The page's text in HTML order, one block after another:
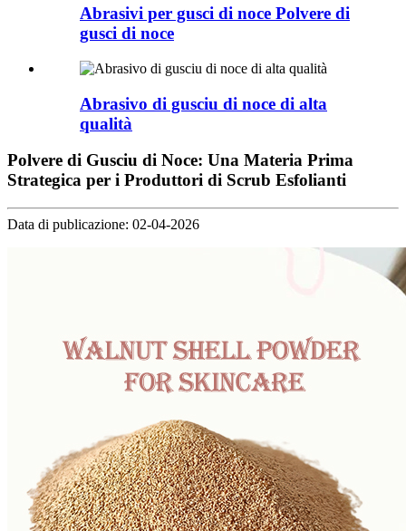
Abrasivi per gusci di noce Polvere di
gusci di noce
Abrasivo di gusciu di noce di alta
qualità
Polvere di Gusciu di Noce: Una Materia Prima
Strategica per i Produttori di Scrub Esfolianti
Data di publicazione: 02-04-2026